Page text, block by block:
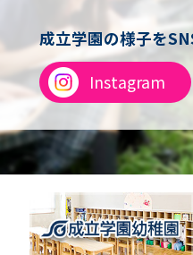
女子バドミントン
チアリーディング
総合格闘技
合気道
女子テニス
男子バレーボール
体操
ダンス
英会話
音楽（コーラス）
地域ボランティア
美術
成立学園の様子を
Instagram